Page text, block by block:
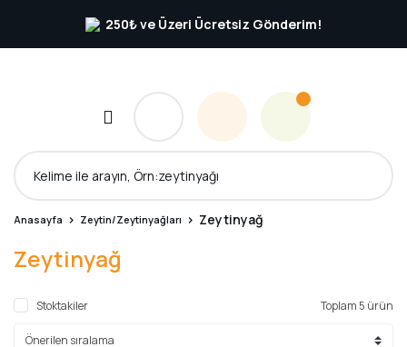
250₺ ve Üzeri Ücretsiz Gönderim!
Anasayfa Zeytin/Zeytinyağları Zeytinyağ
Zeytinyağ
Stoktakiler Toplam 5 ürün